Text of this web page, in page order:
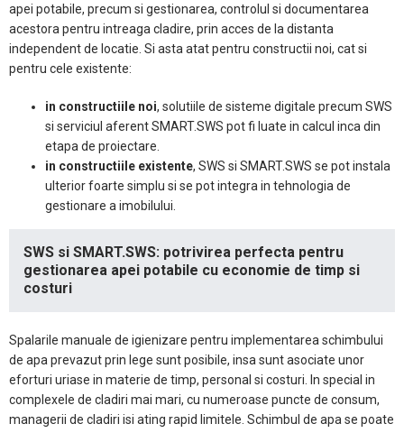
apei potabile, precum si gestionarea, controlul si documentarea
acestora pentru intreaga cladire, prin acces de la distanta
independent de locatie. Si asta atat pentru constructii noi, cat si
pentru cele existente:
in constructiile noi, solutiile de sisteme digitale precum SWS
si serviciul aferent SMART.SWS pot fi luate in calcul inca din
etapa de proiectare.
in constructiile existente, SWS si SMART.SWS se pot instala
ulterior foarte simplu si se pot integra in tehnologia de
gestionare a imobilului.
SWS si SMART.SWS: potrivirea perfecta pentru
gestionarea apei potabile cu economie de timp si
costuri
Spalarile manuale de igienizare pentru implementarea schimbului
de apa prevazut prin lege sunt posibile, insa sunt asociate unor
eforturi uriase in materie de timp, personal si costuri. In special in
complexele de cladiri mai mari, cu numeroase puncte de consum,
managerii de cladiri isi ating rapid limitele. Schimbul de apa se poate